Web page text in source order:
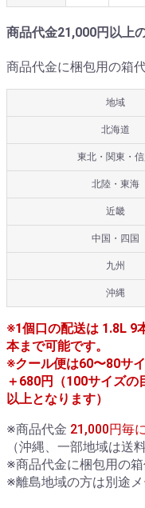
商品代金21,000円以上
商品代金に梱包用の箱
地域
北海道
東北・関東・
北陸・東海
近畿
中国・四国
九州
沖縄
※1個口の配送は 1.8L 9
本まで可能です。
※クール便は60〜80サ
＋680円（100サイズ
以上となります）
※商品代金 21,000円毎
（沖縄、一部地域は送
※商品代金に梱包用の箱
※離島地域の方は別途メ